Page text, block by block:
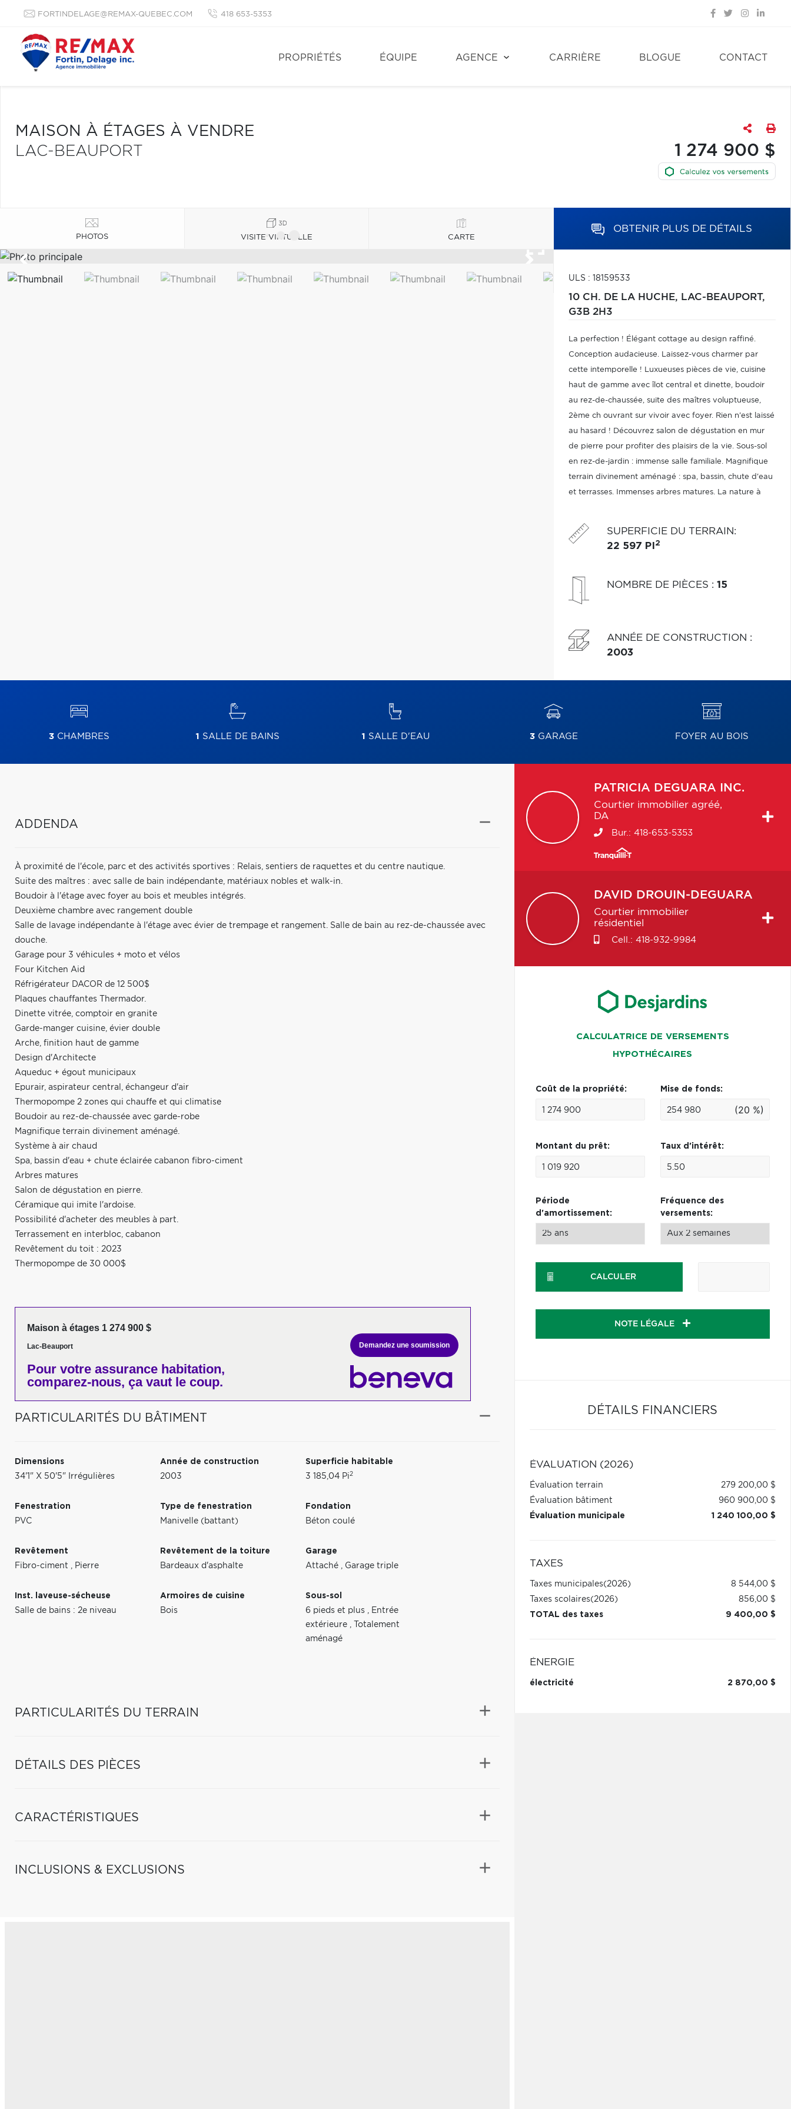
FORTINDELAGE@REMAX-QUEBEC.COM 418 653-5353
PROPRIÉTÉS ÉQUIPE AGENCE CARRIÈRE BLOGUE CONTACT
MAISON À ÉTAGES À VENDRE
LAC-BEAUPORT
1 274 900 $
PHOTOS VISITE VIRTUELLE CARTE
OBTENIR PLUS DE DÉTAILS
ULS : 18159533
10 CH. DE LA HUCHE, LAC-BEAUPORT,
G3B 2H3
La perfection ! Élégant cottage au design raffiné.
Conception audacieuse. Laissez-vous charmer par
cette intemporelle ! Luxueuses pièces de vie, cuisine
haut de gamme avec îlot central et dinette, boudoir
au rez-de-chaussée, suite des maîtres voluptueuse,
2ème ch ouvrant sur vivoir avec foyer. Rien n'est laissé
au hasard ! Découvrez salon de dégustation en mur
de pierre pour profiter des plaisirs de la vie. Sous-sol
en rez-de-jardin : immense salle familiale. Magnifique
terrain divinement aménagé : spa, bassin, chute d'eau
et terrasses. Immenses arbres matures. La nature à
SUPERFICIE DU TERRAIN:
22 597 PI 2
NOMBRE DE PIÈCES : 15
ANNÉE DE CONSTRUCTION :
2003
3CHAMBRES 1 SALLE DE BAINS 1 SALLE D'EAU 3GARAGE FOYER AU BOIS
ADDENDA
À proximité de l'école, parc et des activités sportives : Relais, sentiers de raquettes et du centre nautique.
Suite des maîtres : avec salle de bain indépendante, matériaux nobles et walk-in.
Boudoir à l'étage avec foyer au bois et meubles intégrés.
Deuxième chambre avec rangement double
Salle de lavage indépendante à l'étage avec évier de trempage et rangement. Salle de bain au rez-de-chaussée avec
douche.
Garage pour 3 véhicules + moto et vélos
Four Kitchen Aid
Réfrigérateur DACOR de 12 500$
Plaques chauffantes Thermador.
Dinette vitrée, comptoir en granite
Garde-manger cuisine, évier double
Arche, finition haut de gamme
Design d'Architecte
Aqueduc + égout municipaux
Epurair, aspirateur central, échangeur d'air
Thermopompe 2 zones qui chauffe et qui climatise
Boudoir au rez-de-chaussée avec garde-robe
Magnifique terrain divinement aménagé.
Système à air chaud
Spa, bassin d'eau + chute éclairée cabanon fibro-ciment
Arbres matures
Salon de dégustation en pierre.
Céramique qui imite l'ardoise.
Possibilité d'acheter des meubles à part.
Terrassement en interbloc, cabanon
Revêtement du toit : 2023
Thermopompe de 30 000$
Maison à étages 1 274 900 $
Lac-Beauport
Pour votre assurance habitation,
comparez-nous, ça vaut le coup.
Demandez une soumission
PARTICULARITÉS DU BÂTIMENT
Dimensions
34'1" X 50'5" Irrégulières
Année de construction
2003
Superficie habitable
3 185,04 Pi2
Fenestration
PVC
Type de fenestration
Manivelle (battant)
Fondation
Béton coulé
Revêtement
Fibro-ciment , Pierre
Revêtement de la toiture
Bardeaux d'asphalte
Garage
Attaché , Garage triple
Inst. laveuse-sécheuse
Salle de bains : 2e niveau
Armoires de cuisine
Bois
Sous-sol
6 pieds et plus , Entrée
extérieure ,
Totalement
aménagé
PARTICULARITÉS DU TERRAIN
DÉTAILS DES PIÈCES
CARACTÉRISTIQUES
INCLUSIONS & EXCLUSIONS
PATRICIA DEGUARA INC.
Courtier immobilier agréé,
DA
Bur.: 418-653-5353
DAVID DROUIN-DEGUARA
Courtier immobilier
résidentiel
Cell.: 418-932-9984
CALCULATRICE DE VERSEMENTS
HYPOTHÉCAIRES
Coût de la propriété: Mise de fonds:
(20 %)
Montant du prêt: Taux d'intérêt:
Période
d'amortissement:
Fréquence des
versements:
CALCULER
NOTE LÉGALE
DÉTAILS FINANCIERS
ÉVALUATION (2026)
Évaluation terrain
279 200,00 $
Évaluation bâtiment
960 900,00 $
Évaluation municipale
1 240 100,00 $
TAXES
Taxes municipales(2026)
8 544,00 $
Taxes scolaires(2026)
856,00 $
TOTAL des taxes
9 400,00 $
ÉNERGIE
électricité 2 870,00 $